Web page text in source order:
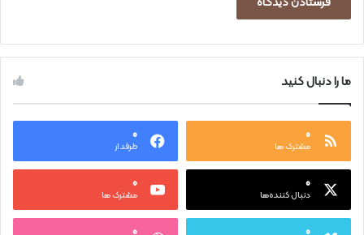
ما را دنبال کنید
۰
مشترک ها
۰
طرفدار
۰
دنبال کننده‌ها
۰
مشترک ها
۰ ۰